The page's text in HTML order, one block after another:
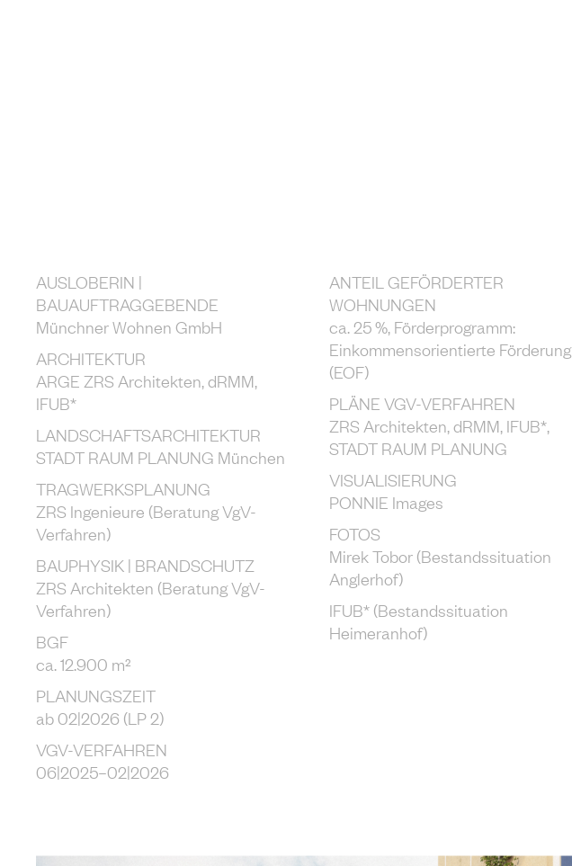
AUSLOBERIN |
BAUAUFTRAGGEBENDE
Münchner Wohnen GmbH
ARCHITEKTUR
ARGE ZRS Architekten, dRMM,
IFUB*
LANDSCHAFTSARCHITEKTUR
STADT RAUM PLANUNG München
TRAGWERKSPLANUNG
ZRS Ingenieure (Beratung VgV-
Verfahren)
BAUPHYSIK | BRANDSCHUTZ
ZRS Architekten (Beratung VgV-
Verfahren)
BGF
ca. 12.900 m²
PLANUNGSZEIT
ab 02|2026 (LP 2)
VGV-VERFAHREN
06|2025–02|2026
ANTEIL GEFÖRDERTER
WOHNUNGEN
ca. 25 %, Förderprogramm:
Einkommensorientierte Förderung
(EOF)
PLÄNE VGV-VERFAHREN
ZRS Architekten, dRMM, IFUB*,
STADT RAUM PLANUNG
VISUALISIERUNG
PONNIE Images
FOTOS
Mirek Tobor (Bestandssituation
Anglerhof)
IFUB* (Bestandssituation
Heimeranhof)